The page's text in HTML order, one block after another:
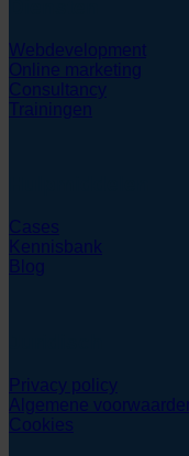
Webdevelopment
Online marketing
Consultancy
Trainingen
Cases
Kennisbank
Blog
Privacy policy
Algemene
Cookies